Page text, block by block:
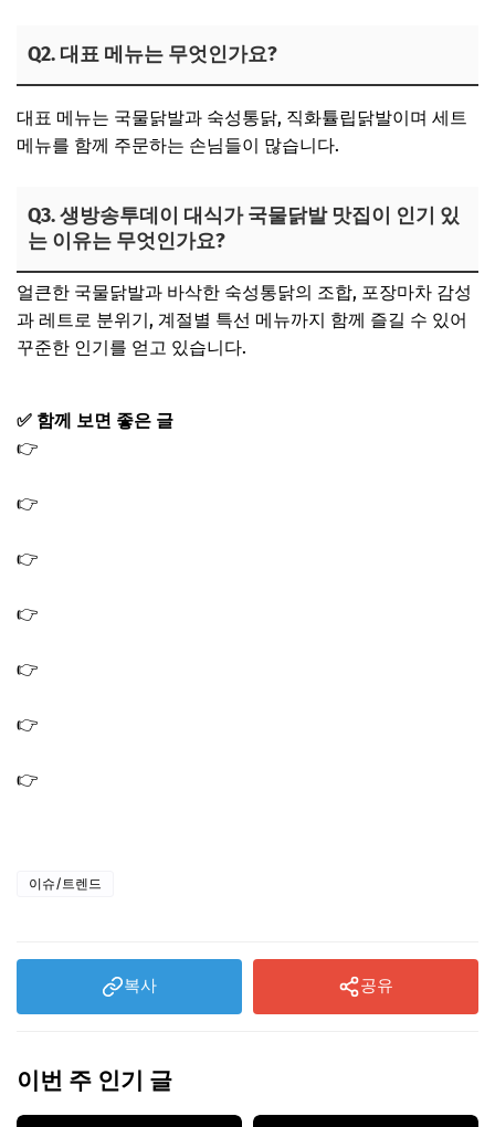
Q2. 대표 메뉴는 무엇인가요?
대표 메뉴는 국물닭발과 숙성통닭, 직화튤립닭발이며 세트
메뉴를 함께 주문하는 손님들이 많습니다.
Q3. 생방송투데이 대식가 국물닭발 맛집이 인기 있
는 이유는 무엇인가요?
얼큰한 국물닭발과 바삭한 숙성통닭의 조합, 포장마차 감성
과 레트로 분위기, 계절별 특선 메뉴까지 함께 즐길 수 있어
꾸준한 인기를 얻고 있습니다.
✅ 함께 보면 좋은 글
👉
👉
👉
👉
👉
👉
👉
이슈/트렌드
복사 공유
이번 주 인기 글